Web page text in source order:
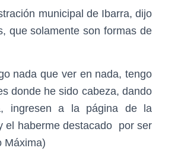
municipal de Ibarra, dijo
que solamente son formas de
nada que ver en nada, tengo
donde he sido cabeza, dando
ingresen a la página de la
el haberme destacado por ser
Máxima)